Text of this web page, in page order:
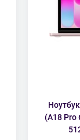
(A18 Pro